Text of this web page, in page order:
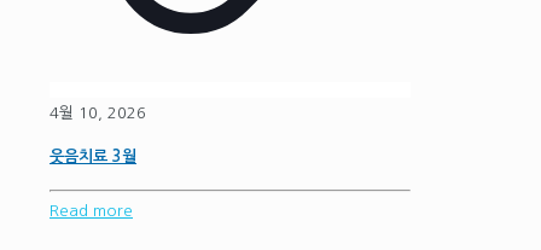
4월 10, 2026
웃음치료 3월
Read more